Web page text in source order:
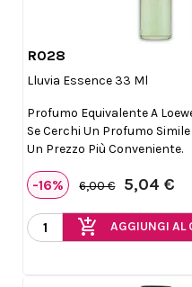
R028
Lluvia Essence 33 Ml
Profumo Equivalente A
Se Cerchi Un Profumo
Un Prezzo Più Conveniente.
-16% 6,00 € 5,04 €
add_shopping_cart AGGIUNGI AL